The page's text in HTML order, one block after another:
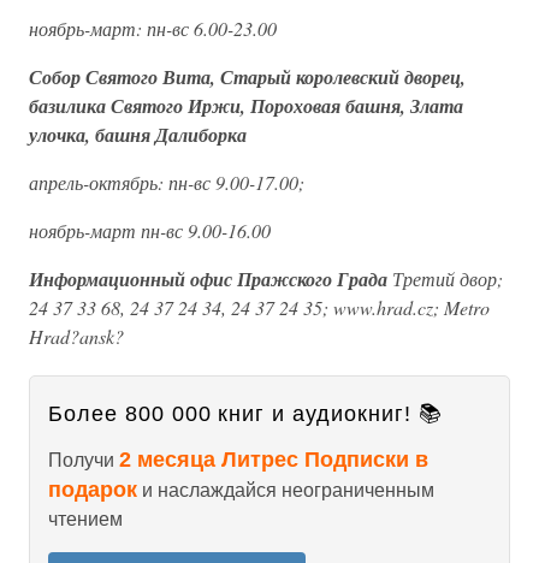
ноябрь-март: пн-вс 6.00-23.00
Собор Святого Вита, Старый королевский дворец,
базилика Святого Иржи, Пороховая башня, Злата
улочка, башня Далиборка
апрель-октябрь: пн-вс 9.00-17.00;
ноябрь-март пн-вс 9.00-16.00
Информационный офис Пражского Града Третий двор;
24 37 33 68, 24 37 24 34, 24 37 24 35; www.hrad.cz; Metro
Hrad?ansk?
Более 800 000 книг и аудиокниг! 📚
Получи 2 месяца Литрес Подписки в
подарок и наслаждайся неограниченным
чтением